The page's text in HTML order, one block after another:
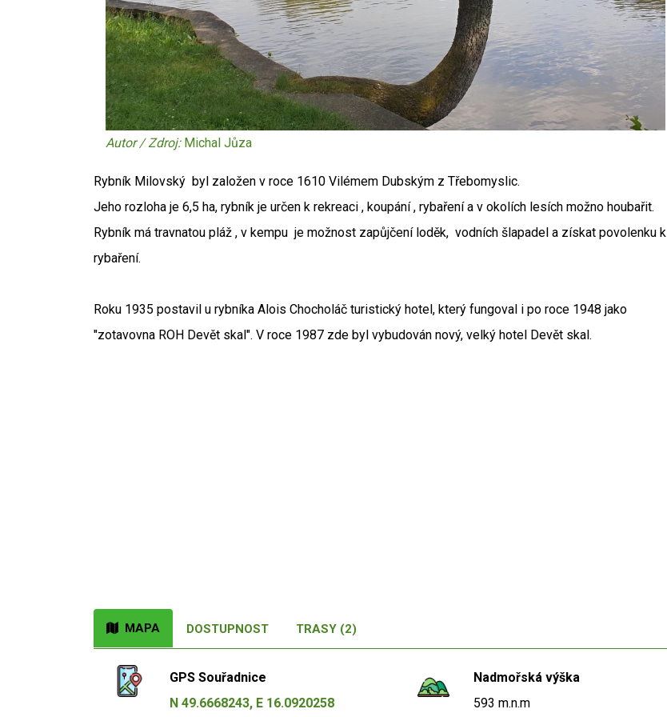
Autor / Zdroj: Michal Jůza
Rybník Milovský byl založen v roce 1610 Vilémem Dubským z Třebomyslic.
Jeho rozloha je 6,5 ha, rybník je určen k rekreaci , koupání , rybaření a v okolích lesích možno houbařit.
Rybník má travnatou pláž , v kempu je možnost zapůjčení loděk, vodních šlapadel a získat povolenku k
rybaření.
Roku 1935 postavil u rybníka Alois Chocholáč turistický hotel, který fungoval i po roce 1948 jako
"zotavovna ROH Devět skal". V roce 1987 zde byl vybudován nový, velký hotel Devět skal.
MAPA DOSTUPNOST TRASY (2)
GPS Souřadnice
N 49.6668243, E 16.0920258
Nadmořská výška
593 m.n.m